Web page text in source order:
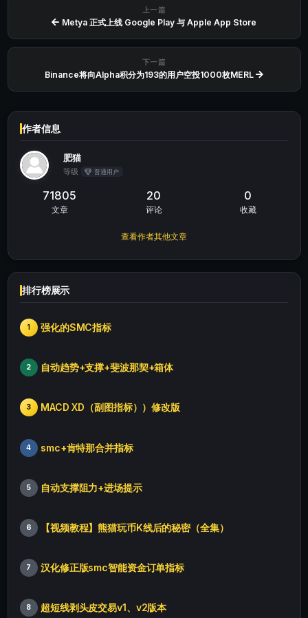
上一篇
Metya 正式上线 Google Play 与 Apple App Store
下一篇
Binance将向Alpha积分为193的用户空投1000枚MERL
作者信息
肥猫
等级 普通用户
71805
文章
20
评论
0
收藏
查看作者其他文章
排行榜展示
1 强化的SMC指标
2 自动趋势+支撑+斐波那契+箱体
3 MACD XD（副图指标））修改版
4 smc+肯特那合并指标
5 自动支撑阻力+进场提示
6 【视频教程】熊猫玩币K线后的秘密（全集）
7 汉化修正版smc智能资金订单指标
8 超短线剥头皮交易v1、v2版本